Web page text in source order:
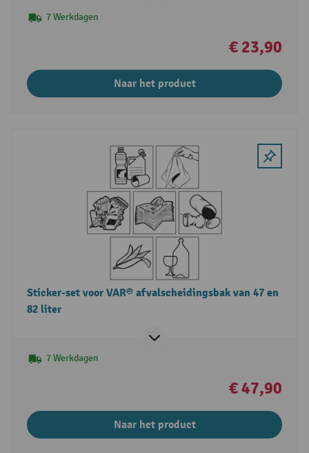
7 Werkdagen
€ 23,90
Naar het product
Sticker-set voor VAR® afvalscheidingsbak van 47 en
82 liter
7 Werkdagen
€ 47,90
Naar het product